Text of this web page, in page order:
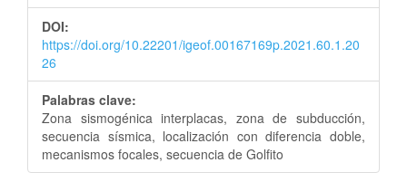
DOI:
https://doi.org/10.22201/igeof.00167169p.2021.60.1.20
26
Palabras clave:
Zona sismogénica interplacas, zona de subducción,
secuencia sísmica, localización con diferencia doble,
mecanismos focales, secuencia de Golfito